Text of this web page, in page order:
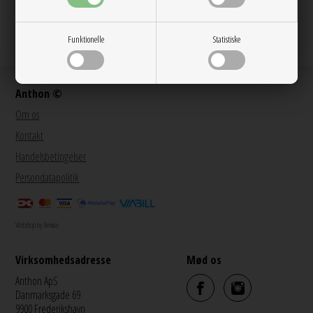
Funktionelle Statistiske
@anthon9900
Anthon ©
Om os
Kontakt
Handelsbetingelser
Persondatapolitik
Webshop by Bewise
Virksomhedsadresse
Anthon ApS
Danmarksgade 69
9900 Frederikshavn
Mød os